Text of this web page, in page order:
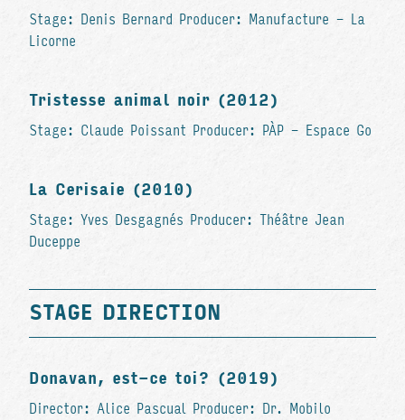
Stage: Denis Bernard Producer: Manufacture - La
Licorne
Tristesse animal noir (2012)
Stage: Claude Poissant Producer: PÀP - Espace Go
La Cerisaie (2010)
Stage: Yves Desgagnés Producer: Théâtre Jean
Duceppe
STAGE DIRECTION
Donavan, est-ce toi? (2019)
Director: Alice Pascual Producer: Dr. Mobilo